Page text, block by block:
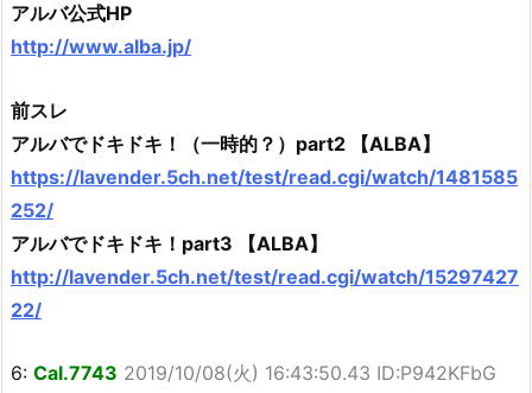
アルバ公式HP
http://www.alba.jp/
前スレ
アルバでドキドキ！（一時的？）part2 【ALBA】
https://lavender.5ch.net/test/read.cgi/watch/1481585
252/
アルバでドキドキ！part3 【ALBA】
http://lavender.5ch.net/test/read.cgi/watch/15297427
22/
6: Cal.7743 2019/10/08(火) 16:43:50.43 ID:P942KFbG